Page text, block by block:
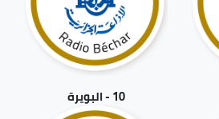
10 - البويرة